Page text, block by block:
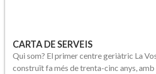
CARTA DE SERVEIS
Qui som? El primer centre geriàtric La
construït fa més de trenta-cinc anys,